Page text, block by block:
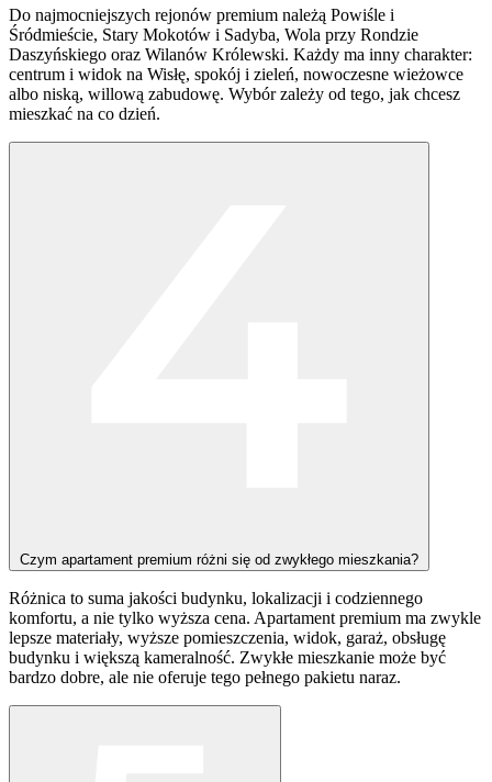
Do najmocniejszych rejonów premium należą Powiśle i
Śródmieście, Stary Mokotów i Sadyba, Wola przy Rondzie
Daszyńskiego oraz Wilanów Królewski. Każdy ma inny charakter:
centrum i widok na Wisłę, spokój i zieleń, nowoczesne wieżowce
albo niską, willową zabudowę. Wybór zależy od tego, jak chcesz
mieszkać na co dzień.
Czym apartament premium różni się od zwykłego mieszkania?
Różnica to suma jakości budynku, lokalizacji i codziennego
komfortu, a nie tylko wyższa cena. Apartament premium ma zwykle
lepsze materiały, wyższe pomieszczenia, widok, garaż, obsługę
budynku i większą kameralność. Zwykłe mieszkanie może być
bardzo dobre, ale nie oferuje tego pełnego pakietu naraz.